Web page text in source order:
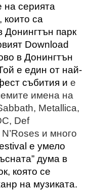
на серията
, които са
Донингтън парк
Download
в Донингтън
е един от най-
събития и е
имена на
, Metallica,
, Def
N’Roses и много
е умело
дума в
която се
на музиката.